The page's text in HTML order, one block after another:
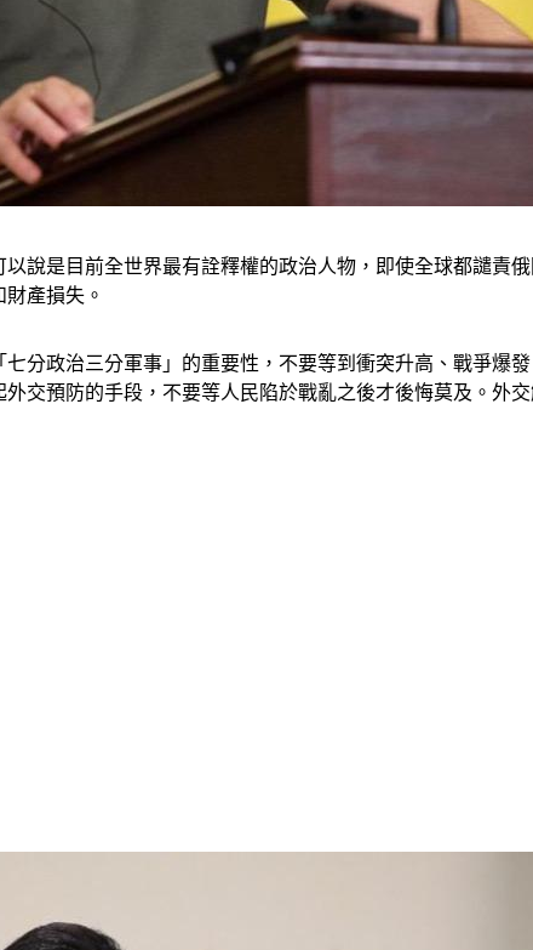
說是目前全世界最有詮釋權的政治人物，即使全球都譴責
產損失。
分政治三分軍事」的重要性，不要等到衝突升高、戰爭爆
交預防的手段，不要等人民陷於戰亂之後才後悔莫及。外